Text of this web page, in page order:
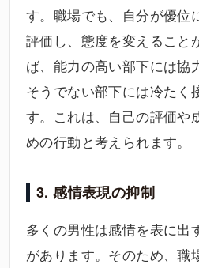
す。職場でも、自分が優位
評価し、態度を変えること
ば、能力の高い部下には協
そうでない部下には冷たく
す。これは、自己の評価や
めの行動と考えられます。
3. 感情表現の抑制
多くの男性は感情を表に出
があります。そのため、職